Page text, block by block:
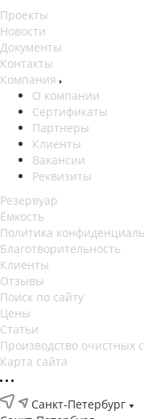
Проекты
Новости
Документы
Контакты
Компания
О компании
Сертификаты
Партнеры
Клиенты
Вакансии
Реквизиты
Резервуар
Ёмкость
Политика
Благотворительность
Клиенты
Отзывы
Поиск по сайту
Цены
Статьи
Производство очистных
Карта сайта
Санкт-Петербург